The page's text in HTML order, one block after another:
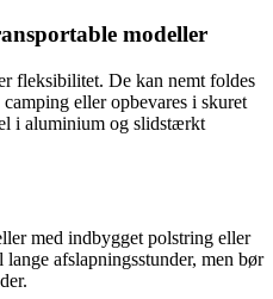
modeller
fleksibilitet. De kan nemt foldes
eller opbevares i skuret
i aluminium og slidstærkt
med indbygget polstring eller
afslapningsstunder, men bør